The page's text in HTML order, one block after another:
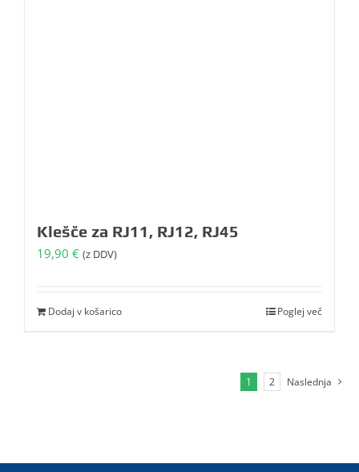
Klešče za RJ11, RJ12, RJ45
19,90 € (z DDV)
Dodaj v košarico Poglej več
1 2 Naslednja